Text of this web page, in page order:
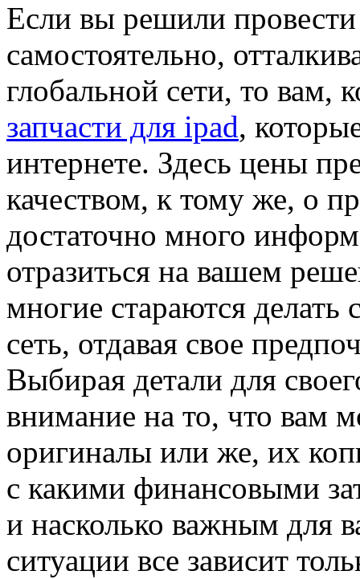
Если вы решили
самостоятельно,
глобальной сети, то вам,
запчасти для ipad,
интернете. Здесь цены
качеством, к тому же, о
достаточно много
отразиться на вашем
многие стараются делать
сеть, отдавая свое
Выбирая детали для
внимание на то, что вам
оригиналы или же, их
с какими финансовыми
и насколько важным для
ситуации все зависит